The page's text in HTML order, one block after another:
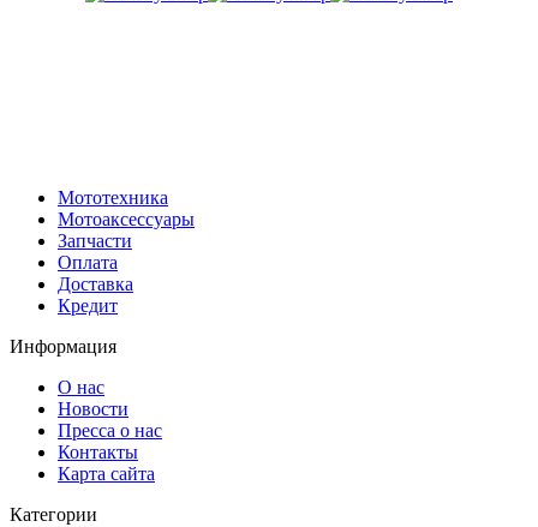
Мототехника
Мотоаксессуары
Запчасти
Оплата
Доставка
Кредит
Информация
О нас
Новости
Пресса о нас
Контакты
Карта сайта
Категории